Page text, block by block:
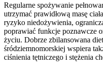
Regularne spożywanie
utrzymać prawidłową masę
ryzyko niedożywienia,
poprawiać funkcje poznawcze
życiu. Dobrze zbilansowana
śródziemnomorskiej wspiera
ciśnienia tętniczego i stężenia